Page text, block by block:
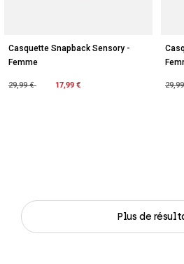
Casquette Snapback Sensory -
Femme
Price reduced from
29,99 €to 17,99 €
Plus de